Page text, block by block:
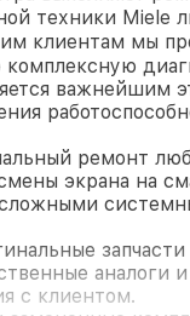
техники Miele
клиентам мы
комплексную
важнейшим
ремонт
экрана на
сложными
аналоги
с клиентом.